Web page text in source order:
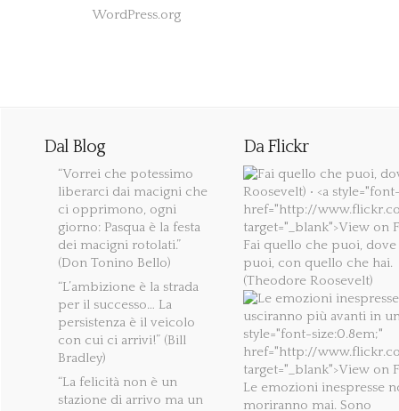
WordPress.org
Dal Blog
“Vorrei che potessimo
liberarci dai macigni che
ci opprimono, ogni
giorno: Pasqua è la festa
dei macigni rotolati.”
(Don Tonino Bello)
“L’ambizione è la strada
per il successo… La
persistenza è il veicolo
con cui ci arrivi!” (Bill
Bradley)
“La felicità non è un
stazione di arrivo ma un
Da Flickr
Fai quello che puoi, dove
puoi, con quello che hai.
(Theodore Roosevelt)
Le emozioni inespresse
moriranno mai. Sono